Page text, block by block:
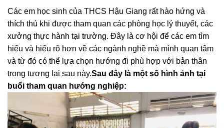
Các em học sinh của THCS Hậu Giang rất hào hứng và
thích thú khi được tham quan các phòng học lý thuyết, các
xưởng thực hành tại trường. Đây là cơ hội để các em tìm
hiểu và hiểu rõ hơn về các ngành nghề mà mình quan tâm
và từ đó có thể lựa chọn hướng đi phù hợp với bản thân
trong tương lai sau này.Sau đây là một số hình ảnh tại
buổi tham quan hướng nghiệp: